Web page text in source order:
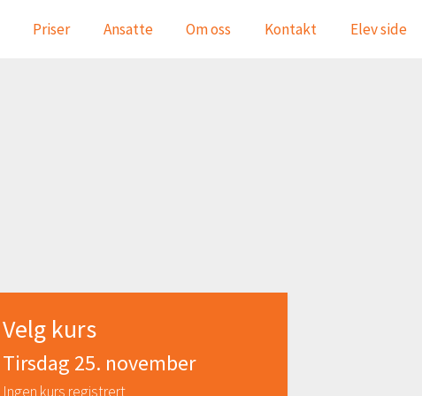
Priser Ansatte Om oss Kontakt Elev side
Velg kurs
Tirsdag 25. november
Ingen kurs registrert